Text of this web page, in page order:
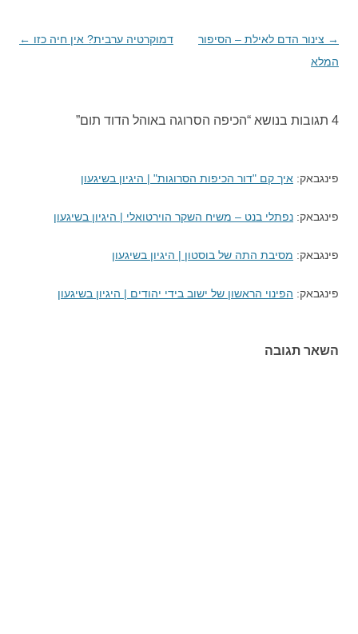
ניווט
בפוסטים
→ צינור הדם לאילת – הסיפור
המלא
דמוקרטיה ערבית? אין חיה כזו ←
4 תגובות בנושא “ הכיפה הסרוגה באוהל הדוד תום”
פינגבאק: איך קם "דור הכיפות הסרוגות" | היגיון בשיגעון
פינגבאק: נפתלי בנט – משיח השקר הוירטואלי | היגיון בשיגעון
פינגבאק: מסיבת התה של בוסטון | היגיון בשיגעון
פינגבאק: הפינוי הראשון של ישוב בידי יהודים | היגיון בשיגעון
השאר תגובה